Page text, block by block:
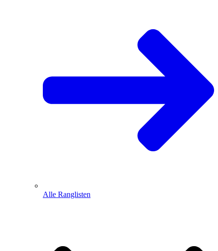
Alle Ranglisten